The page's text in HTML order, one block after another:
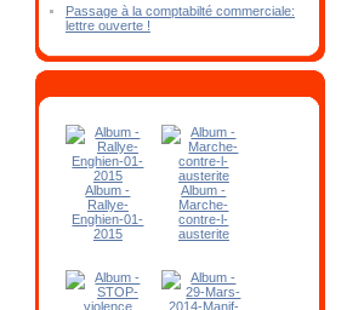
Passage à la comptabilté commerciale:
lettre ouverte !
Album -
Rallye-
Enghien-01-
2015
Album -
Marche-
contre-l-
austerite